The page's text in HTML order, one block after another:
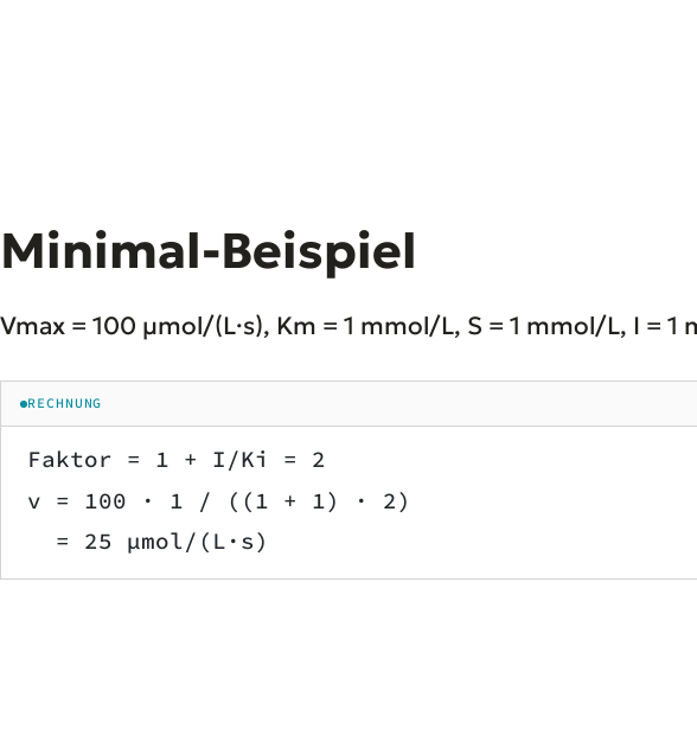
Minimal-Beispiel
Vmax = 100 µmol/(L·s), Km = 1 mmol/L, S = 1 mmol/L, I =
RECHNUNG
Faktor = 1 + I/Ki = 2
v = 100 · 1 / ((1 + 1) · 2)
  = 25 µmol/(L·s)